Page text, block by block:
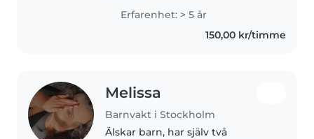
not stare at screens. I have
experience with children aged 1–
15, including an autistic child,..
Erfarenhet: > 5 år
150,00 kr/timme
Melissa
Barnvakt i Stockholm
Älskar barn, har själv två